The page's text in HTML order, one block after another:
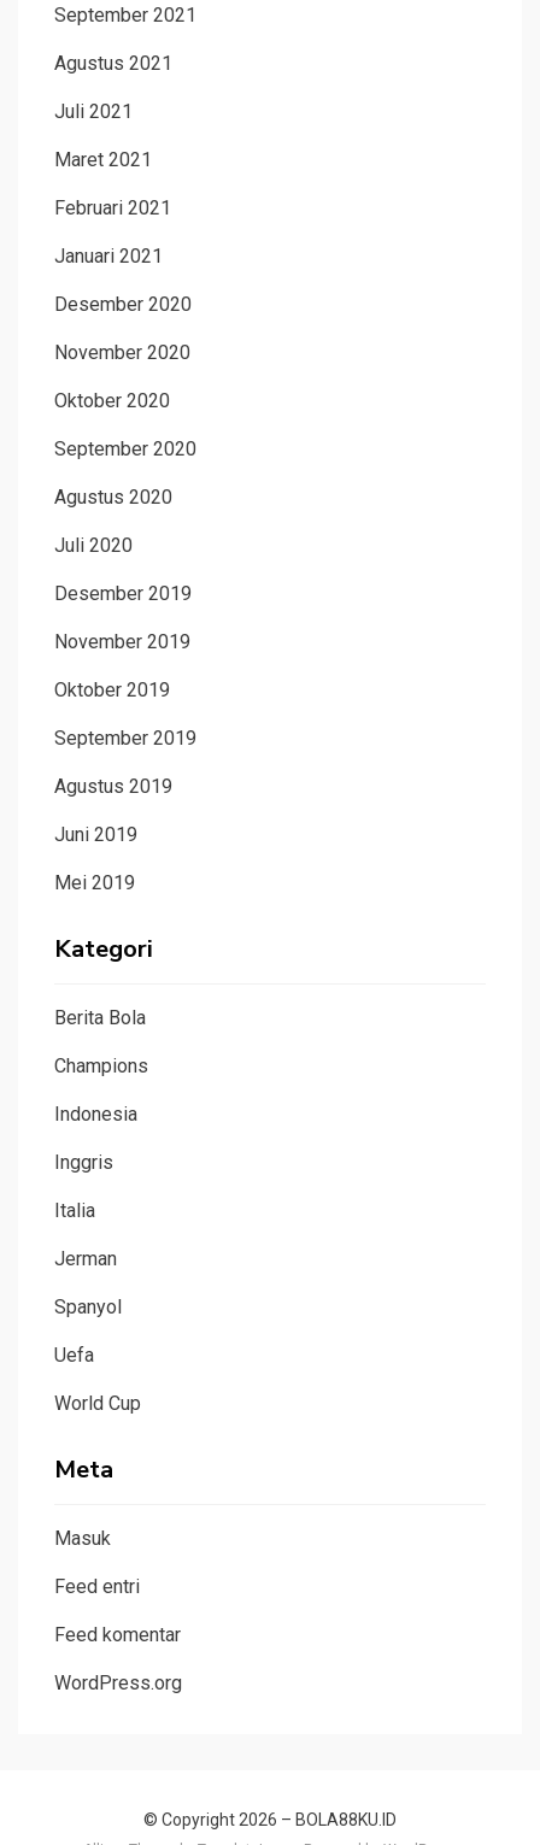
September 2021
Agustus 2021
Juli 2021
Maret 2021
Februari 2021
Januari 2021
Desember 2020
November 2020
Oktober 2020
September 2020
Agustus 2020
Juli 2020
Desember 2019
November 2019
Oktober 2019
September 2019
Agustus 2019
Juni 2019
Mei 2019
Kategori
Berita Bola
Champions
Indonesia
Inggris
Italia
Jerman
Spanyol
Uefa
World Cup
Meta
Masuk
Feed entri
Feed komentar
WordPress.org
© Copyright 2026 – BOLA88KU.ID